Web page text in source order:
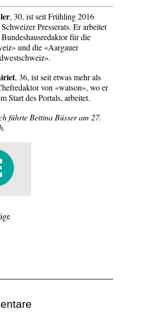
, 30, ist seit Frühling 2016
Presserats. Er arbeitet
für die
und die «Aargauer
, 36, ist seit etwas mehr als
von «watson», wo er
Start des Portals, arbeitet.
führte Bettina Büsser am 27.